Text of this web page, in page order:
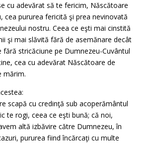
cu adevărat să te fericim, Născătoare
cea pururea fericită şi prea nevinovată
nostru. Ceea ce eşti mai cinstită
şi mai slăvită fără de asemănare decât
fără stricăciune pe Dumnezeu-Cuvântul
cea cu adevărat Născătoare de
mărim.
scapă cu credinţă sub acoperământul
te rogi, ceea ce eşti bună; că noi,
altă izbăvire către Dumnezeu, în
pururea fiind încărcaţi cu multe